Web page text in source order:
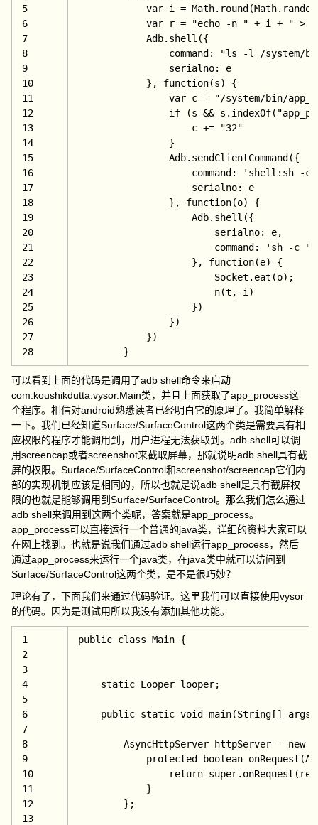
5
6
7
8
9
10
11
12
13
14
15
16
17
18
19
20
21
22
23
24
25
26
27
28
var i = Math.round(
var r =
"echo -n " + i +
" > /
            Adb.shell({
                command:
"ls -l /system/
                serialno: e
            },
function(s) {
var c =
"/system/bin/
if (s && s.indexOf(
                    c +=
"32"
                }
                Adb.sendClientCommand({
                    command:
'shell:sh -c
                    serialno: e
                },
function(o) {
                    Adb.shell({
                        serialno: e,
                        command:
'sh -c
                    },
function(e) {
                        Socket.eat(o);
                        n(t, i)
                    })
                })
            })
        }
可以看到上面的代码是调用了adb shell命令来启动
com.koushikdutta.vysor.Main类，并且上面获取了app_process这
个程序。相信对android熟悉读者已经明白它的原理了。我简单解释
一下。我们已经知道Surface/SurfaceControl这两个类是需要具有相
应权限的程序才能调用到，用户进程无法获取到。adb shell可以调
用screencap或者screenshot来截取屏幕，那就说明adb shell具有截
屏的权限。Surface/SurfaceControl和screenshot/screencap它们内
部的实现机制应该是相同的，所以也就是说adb shell是具有截屏权
限的也就是能够调用到Surface/SurfaceControl。那么我们怎么通过
adb shell来调用到这两个类呢，答案就是app_process。
app_process可以直接运行一个普通的java类，详细的资料大家可以
在网上找到。也就是说我们通过adb shell运行app_process，然后
通过app_process来运行一个java类，在java类中就可以访问到
Surface/SurfaceControl这两个类，是不是很巧妙？
理论有了，下面我们来通过代码验证。这里我们可以直接使用vysor
的代码。因为是测试用所以我没有添加其他功能。
1
2
3
4
5
6
7
8
9
10
11
12
13
public class Main {
static Looper looper;
public static void main(String[]
        AsyncHttpServer httpServer =
new
protected
boolean onRequest
return
            }
        };